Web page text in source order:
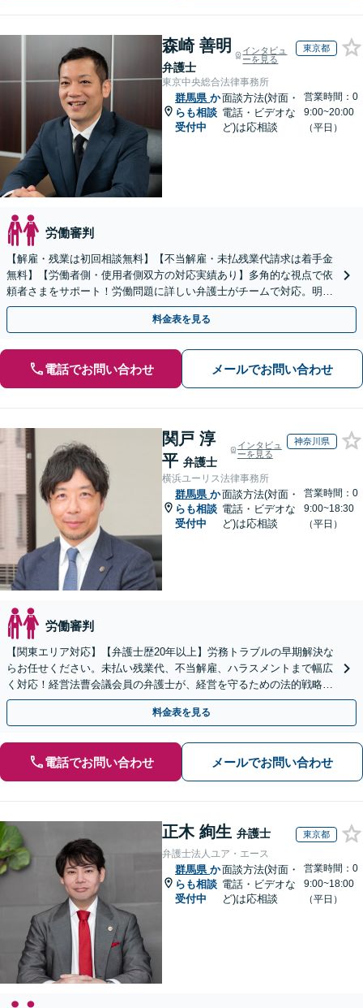
森崎 善明
弁護士
インタビュ
ーを見る
東京都
東京中央総合法律事務所
群馬県 か
らも相談
受付中
面談方法(対面・
電話・ビデオな
ど)は応相談
営業時間：0
9:00~20:00
（平日）
労働審判
【解雇・残業は初回相談無料】【不当解雇・未払残業代請求は着手金
無料】【労働者側・使用者側双方の対応実績あり】多角的な視点で依
頼者さまをサポート！労働問題に詳しい弁護士がチームで対応。明快
な料金設定／初回相談の際にご説明【休日・夜間相談可】
料金表を見る
電話でお問い合わせ メールでお問い合わせ
関戸 淳
平 弁護士
インタビュ
ーを見る
神奈川県
横浜ユーリス法律事務所
群馬県 か
らも相談
受付中
面談方法(対面・
電話・ビデオな
ど)は応相談
営業時間：0
9:00~18:30
（平日）
労働審判
【関東エリア対応】【弁護士歴20年以上】労務トラブルの早期解決な
らお任せください。未払い残業代、不当解雇、ハラスメントまで幅広
く対応！経営法曹会議会員の弁護士が、経営を守るための法的戦略を
提案します【夜間や休日相談も対応可能】
料金表を見る
電話でお問い合わせ メールでお問い合わせ
正木 絢生 弁護士 東京都
弁護士法人ユア・エース
群馬県 か
らも相談
受付中
面談方法(対面・
電話・ビデオな
ど)は応相談
営業時間：0
9:00~18:00
（平日）